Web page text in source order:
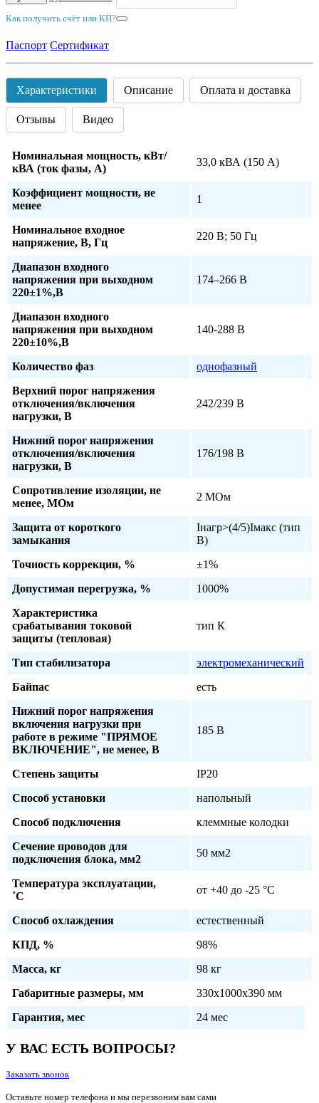
Как получить счёт или КП?
Паспорт Сертификат
Характеристики Описание Оплата и доставка
Отзывы Видео
Номинальная мощность, кВт/
кВА (ток фазы, А)
33,0 кВА (150 А)
Коэффициент мощности, не
менее
1
Номинальное входное
напряжение, В, Гц
220 В; 50 Гц
Диапазон входного
напряжения при выходном
220±1%,В
174–266 В
Диапазон входного
напряжения при выходном
220±10%,В
140-288 В
Количество фаз
однофазный
Верхний порог напряжения
отключения/включения
нагрузки, В
242/239 В
Нижний порог напряжения
отключения/включения
нагрузки, В
176/198 В
Сопротивление изоляции, не
менее, МОм
2 МОм
Защита от короткого
замыкания
Iнагр>(4/5)Iмакс (тип
В)
Точность коррекции, %
±1%
Допустимая перегрузка, %
1000%
Характеристика
срабатывания токовой
защиты (тепловая)
тип К
Тип стабилизатора
электромеханический
Байпас
есть
Нижний порог напряжения
включения нагрузки при
работе в режиме "ПРЯМОЕ
ВКЛЮЧЕНИЕ", не менее, В
185 В
Степень защиты
IP20
Способ установки
напольный
Способ подключения
клеммные колодки
Сечение проводов для
подключения блока, мм2
50 мм2
Температура эксплуатации,
˚С
от +40 до -25 °C
Способ охлаждения
естественный
КПД, %
98%
Масса, кг
98 кг
Габаритные размеры, мм
330х1000х390 мм
Гарантия, мес
24 мес
У ВАС ЕСТЬ ВОПРОСЫ?
Заказать звонок
Оставьте номер телефона и мы перезвоним вам сами